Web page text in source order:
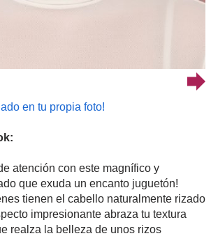
en tu propia foto!
atención con este magnífico y
que exuda un encanto juguetón!
tienen el cabello naturalmente rizado
impresionante abraza tu textura
realza la belleza de unos rizos